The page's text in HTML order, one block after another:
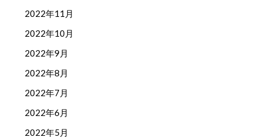
2022年11月
2022年10月
2022年9月
2022年8月
2022年7月
2022年6月
2022年5月